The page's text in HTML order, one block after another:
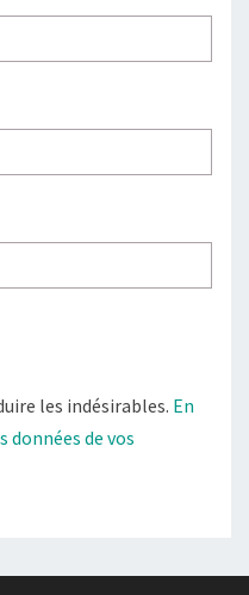
les indésirables. En
données de vos